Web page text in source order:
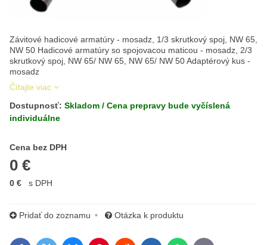
Závitové hadicové armatúry - mosadz, 1/3 skrutkový spoj, NW 65,
NW 50 Hadicové armatúry so spojovacou maticou - mosadz, 2/3
skrutkový spoj, NW 65/ NW 65, NW 65/ NW 50 Adaptérový kus -
mosadz
Čítajte viac
Dostupnosť: Skladom / Cena prepravy bude vyčíslená
individuálne
Cena bez DPH
0 €
Cena s DPH
0 € s DPH
Pridať do zoznamu Otázka k produktu